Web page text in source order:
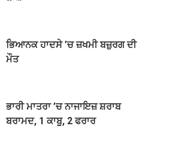
ਭਿਆਨਕ ਹਾਦਸੇ ’ਚ ਜ਼ਖਮੀ ਬਜ਼ੁਰਗ ਦੀ
ਮੌਤ
ਭਾਰੀ ਮਾਤਰਾ ’ਚ ਨਾਜਾਇਜ਼ ਸ਼ਰਾਬ
ਬਰਾਮਦ, 1 ਕਾਬੂ, 2 ਫਰਾਰ